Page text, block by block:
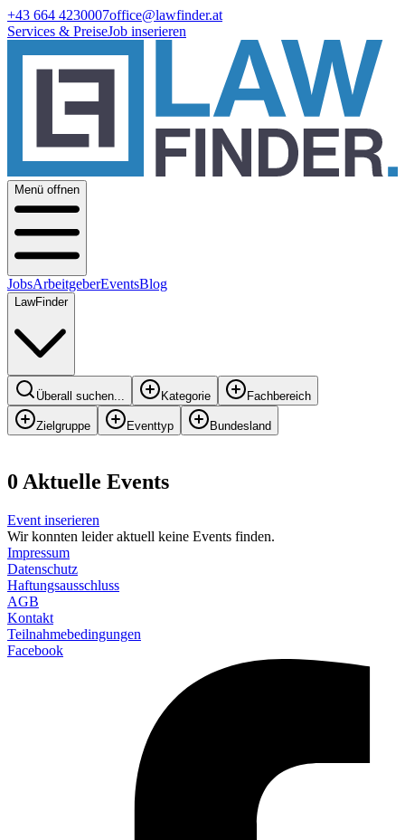
+43 664 4230007office@lawfinder.at
Services & PreiseJob inserieren
Menü offnen
JobsArbeitgeberEventsBlog
LawFinder
Überall suchen... Kategorie Fachbereich
Zielgruppe Eventtyp Bundesland
0 Aktuelle Events
Event inserieren
Wir konnten leider aktuell keine Events finden.
Impressum
Datenschutz
Haftungsausschluss
AGB
Kontakt
Teilnahmebedingungen
Facebook